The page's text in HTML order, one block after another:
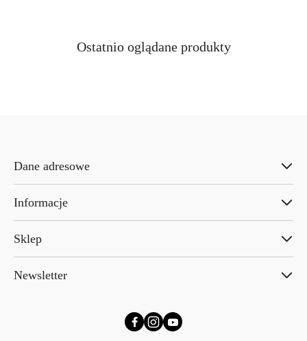
Pomiń karuzelę produktów
Produkty
Ostatnio oglądane produkty
Dane adresowe
Informacje
Sklep
Newsletter